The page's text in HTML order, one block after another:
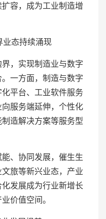
容，成为工业制造增
业态持续涌现
，实现制造业与数字
一方面，制造与数字
平台、工业软件服务
服务端延伸，个性化
造解决方案等服务型
、协同发展，催生生
旅等新兴业态，产业
发展成为行业新增长
价值空间。